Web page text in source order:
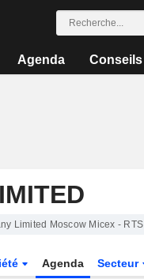
Agenda Conseils
Limited Moscow Micex - RTS
Agenda Secteur